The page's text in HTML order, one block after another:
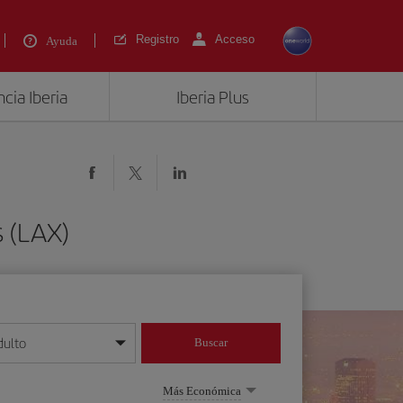
Ayuda Registro Acceso
Iberia Iberia Plus
mes/año
Buscar
Más Económica